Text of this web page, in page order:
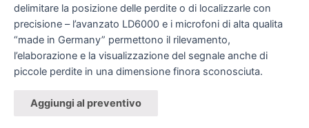
delimitare la posizione delle perdite o di localizzarle con
precisione – l’avanzato LD6000 e i microfoni di alta qualita
“made in Germany” permettono il rilevamento,
l’elaborazione e la visualizzazione del segnale anche di
piccole perdite in una dimensione finora sconosciuta.
Aggiungi al preventivo